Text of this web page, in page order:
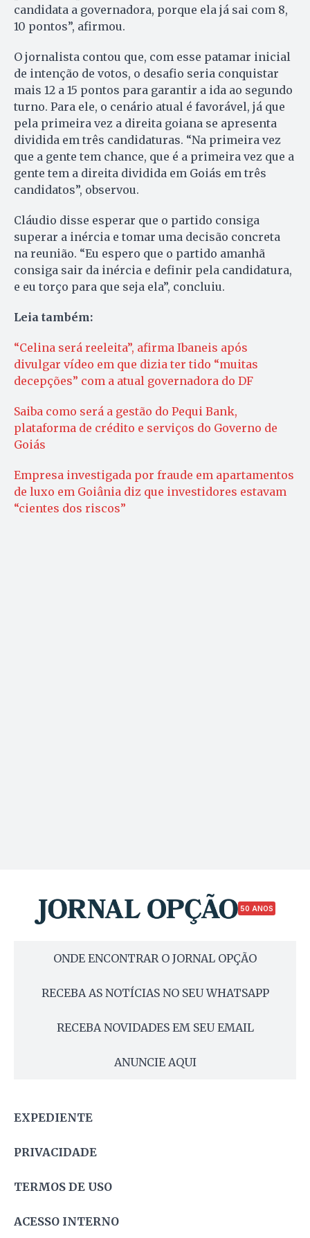
candidata a governadora, porque ela já sai com 8,
10 pontos”, afirmou.
O jornalista contou que, com esse patamar inicial
de intenção de votos, o desafio seria conquistar
mais 12 a 15 pontos para garantir a ida ao segundo
turno. Para ele, o cenário atual é favorável, já que
pela primeira vez a direita goiana se apresenta
dividida em três candidaturas. “Na primeira vez
que a gente tem chance, que é a primeira vez que a
gente tem a direita dividida em Goiás em três
candidatos”, observou.
Cláudio disse esperar que o partido consiga
superar a inércia e tomar uma decisão concreta
na reunião. “Eu espero que o partido amanhã
consiga sair da inércia e definir pela candidatura,
e eu torço para que seja ela”, concluiu.
Leia também:
“Celina será reeleita”, afirma Ibaneis após
divulgar vídeo em que dizia ter tido “muitas
decepções” com a atual governadora do DF
Saiba como será a gestão do Pequi Bank,
plataforma de crédito e serviços do Governo de
Goiás
Empresa investigada por fraude em apartamentos
de luxo em Goiânia diz que investidores estavam
“cientes dos riscos”
50 ANOS
ONDE ENCONTRAR O JORNAL OPÇÃO
RECEBA AS NOTÍCIAS NO SEU WHATSAPP
RECEBA NOVIDADES EM SEU EMAIL
ANUNCIE AQUI
EXPEDIENTE
PRIVACIDADE
TERMOS DE USO
ACESSO INTERNO